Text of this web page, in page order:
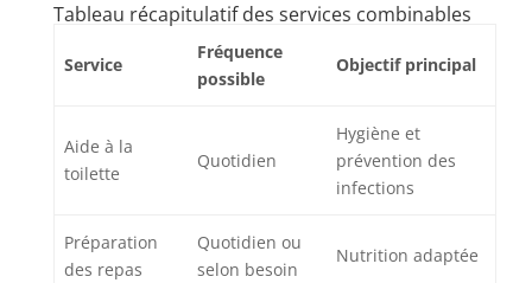
Tableau récapitulatif des services combinables
Service
Fréquence
possible
Objectif principal
Aide à la
toilette
Quotidien
Hygiène et
prévention des
infections
Préparation
des repas
Quotidien ou
selon besoin
Nutrition adaptée